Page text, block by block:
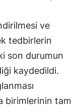
Giresun
Gümüşhane
Hatay
Isparta
ve
tedbirlerin
son durumun
kaydedildi.
birimlerinin tam